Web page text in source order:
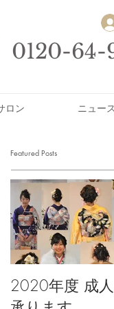
0120-64-
ロン ニュー
Featured Posts
2020年度 成